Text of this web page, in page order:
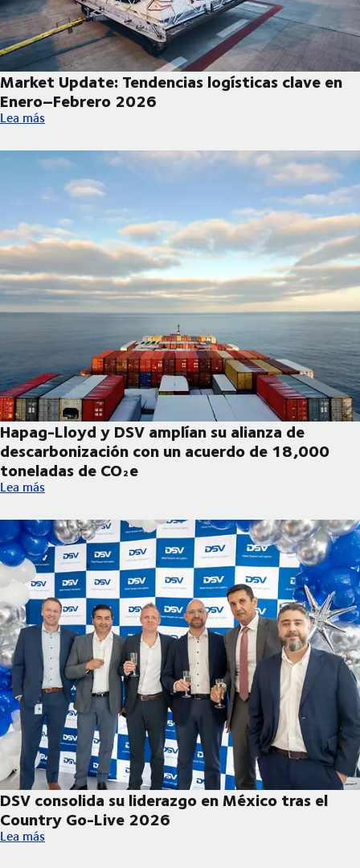
Market Update: Tendencias logísticas clave en
Enero–Febrero 2026
Market Update: Tendencias logísticas clave en Enero–Febrero
Lea más
Hapag-Lloyd y DSV amplían su alianza de
descarbonización con un acuerdo de 18,000
toneladas de CO₂e
Hapag-Lloyd y DSV amplían su alianza de descarbonización
Lea más
DSV consolida su liderazgo en México tras el
Country Go-Live 2026
DSV consolida su liderazgo en México tras el Country Go-Live
Lea más